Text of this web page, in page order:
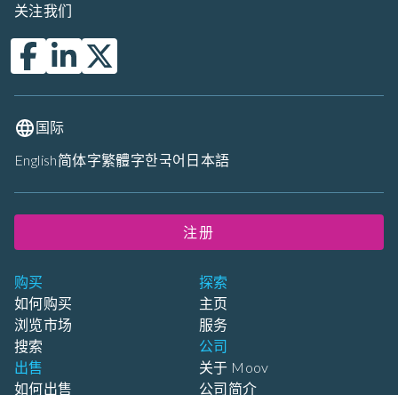
购买
如何购买
浏览市场
搜索
出售
如何出售
探索
主页
服务
公司
关于 Moov
公司简介
关注我们
国际
English简体字繁體字한국어 日本語
注册